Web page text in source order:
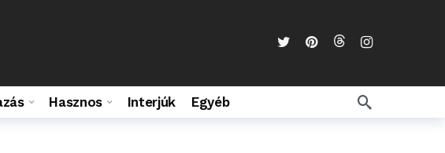
Hasznos Interjúk Egyéb